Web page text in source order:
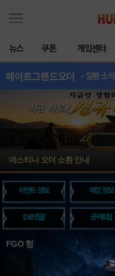
뉴스 쿠폰 게임센터
페이트그랜드오더 - 일판 소식
데스티니 오더 소환 안내
서번트 정보 예장 정보
DB댓글 공략&팁
FGO 헝그리앱 핫이슈